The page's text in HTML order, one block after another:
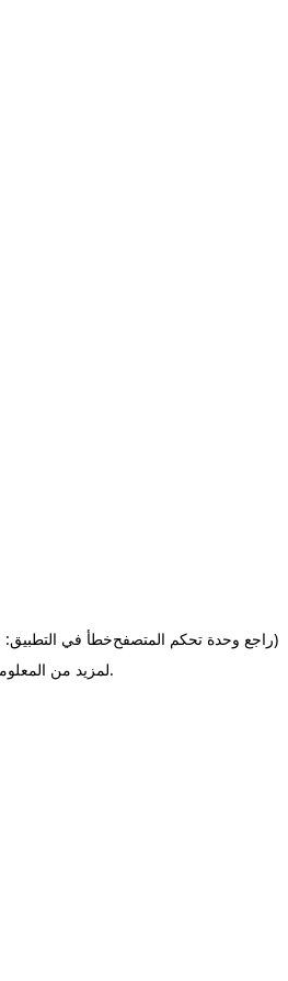
خطأ في التطبيق:(راجع وحدة تحكم المتصفح
لمزيد من.